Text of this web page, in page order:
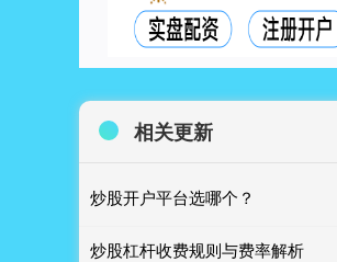
相关更新
炒股开户平台选哪个？
炒股杠杆收费规则与费率解析